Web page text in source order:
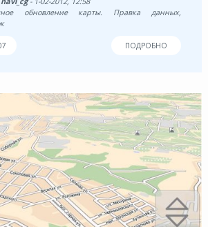
обновление карты. Правка данных,
ПОДРОБНО